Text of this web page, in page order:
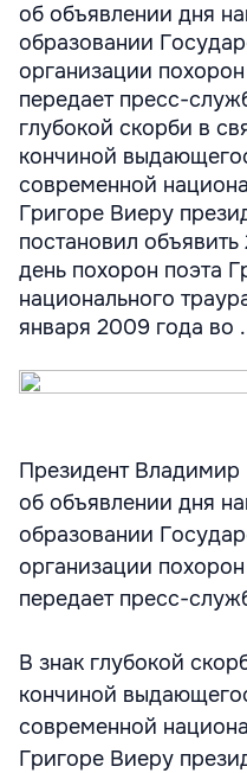
об объявлении дня
образовании
организации
передает пресс-
глубокой скорби в
кончиной
современной
Григоре Виеру
постановил
день похорон поэта
национального
января 2009 года во
Президент Владимир
об объявлении дня
образовании
организации
передает пресс-
В знак глубокой
кончиной
современной
Григоре Виеру